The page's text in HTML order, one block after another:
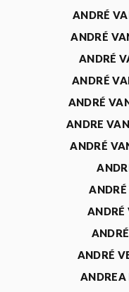
ANDRÉ
ANDRÉ
ANDRÉ
ANDRÉ
ANDRÉ
ANDRE
ANDRÉ
ANDRÉ
ANDRÉ
ANDRÉ
ANDREA